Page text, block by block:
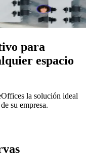
para
espacio
la solución ideal
su empresa.